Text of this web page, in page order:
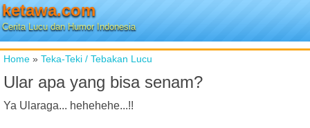
ketawa.com
Cerita Lucu dan Humor Indonesia
Home » Teka-Teki / Tebakan Lucu
Ular apa yang bisa senam?
Ya Ularaga... hehehehe...!!